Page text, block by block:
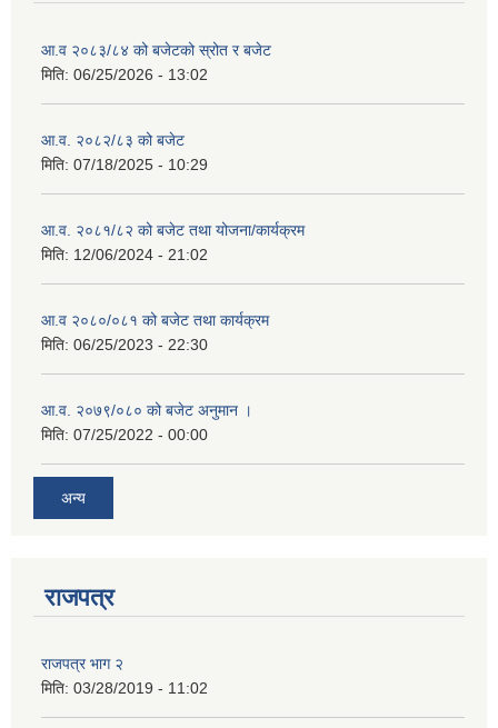
आ.व २०८३/८४ को बजेटको स्रोत र बजेट
मिति: 06/25/2026 - 13:02
आ.व. २०८२/८३ को बजेट
मिति: 07/18/2025 - 10:29
आ.व. २०८१/८२ को बजेट तथा योजना/कार्यक्रम
मिति: 12/06/2024 - 21:02
आ.व २०८०/०८१ को बजेट तथा कार्यक्रम
मिति: 06/25/2023 - 22:30
आ.व. २०७९/०८० को बजेट अनुमान ।
मिति: 07/25/2022 - 00:00
अन्य
राजपत्र
राजपत्र भाग २
मिति: 03/28/2019 - 11:02